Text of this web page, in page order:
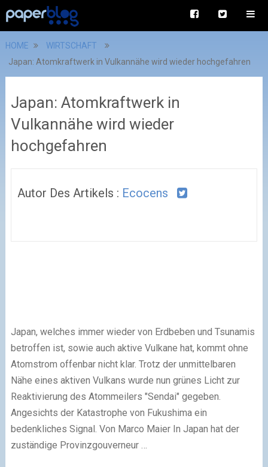
HOME
WIRTSCHAFT
Japan: Atomkraftwerk in Vulkannähe wird wieder hochgefahren
Japan: Atomkraftwerk in
Vulkannähe wird wieder
hochgefahren
Autor Des Artikels : Ecocens
Japan, welches immer wieder von Erdbeben und Tsunamis
betroffen ist, sowie auch aktive Vulkane hat, kommt ohne
Atomstrom offenbar nicht klar. Trotz der unmittelbaren
Nähe eines aktiven Vulkans wurde nun grünes Licht zur
Reaktivierung des Atommeilers "Sendai" gegeben.
Angesichts der Katastrophe von Fukushima ein
bedenkliches Signal. Von Marco Maier In Japan hat der
zuständige Provinzgouverneur …